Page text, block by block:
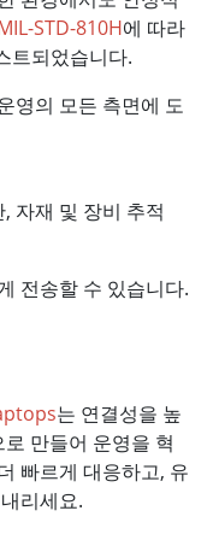
STD-810H에 따라
트되었습니다.
영의 모든 측면에 도
자재 및 장비 추적
전송할 수 있습니다.
는 연결성을 높
만들어 운영을 혁
빠르게 대응하고, 유
리세요.